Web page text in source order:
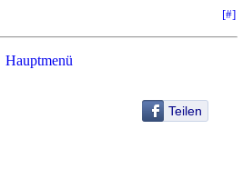
[#]
Hauptmenü
Teilen